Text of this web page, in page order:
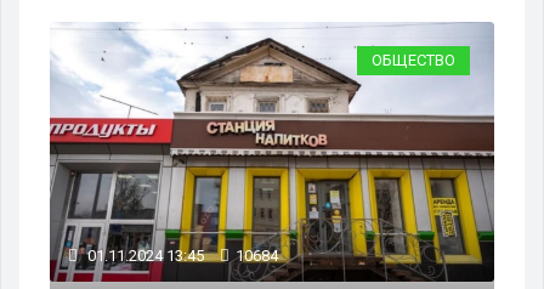
ОБЩЕСТВО ОБЩЕСТВО
31.10.2024 12:33 16969